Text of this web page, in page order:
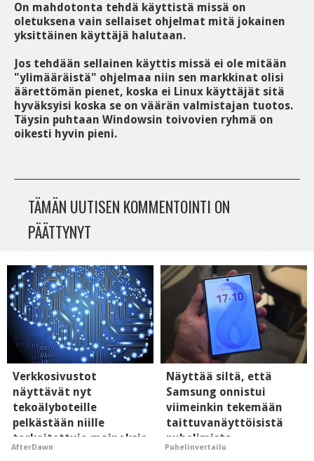
On mahdotonta tehdä käyttistä missä on
oletuksena vain sellaiset ohjelmat mitä jokainen
yksittäinen käyttäjä halutaan.
Jos tehdään sellainen käyttis missä ei ole mitään
"ylimääräistä" ohjelmaa niin sen markkinat olisi
äärettömän pienet, koska ei Linux käyttäjät sitä
hyväksyisi koska se on väärän valmistajan tuotos.
Täysin puhtaan Windowsin toivovien ryhmä on
oikesti hyvin pieni.
TÄMÄN UUTISEN KOMMENTOINTI ON
PÄÄTTYNYT
Verkkosivustot
näyttävät nyt
tekoälyboteille
pelkästään niille
tarkoitettuja mainoksia
- vaikuttaa tekoälyn
AfterDawn
Näyttää siltä, että
Samsung onnistui
viimeinkin tekemään
taittuvanäyttöisistä
puhelimista
supersuosittuja
Puhelinvertailu